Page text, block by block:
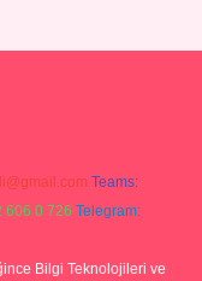
Teams:
606 0 726 Telegram:
Bilgi Teknolojileri ve